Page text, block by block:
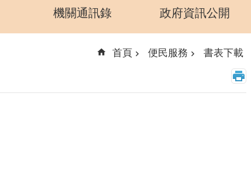
機關通訊錄 政府資訊公開
首頁 便民服務 書表下載